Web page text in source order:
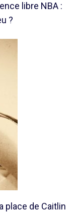
libre NBA :
?
place de Caitlin